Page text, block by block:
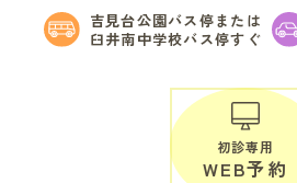
吉見台公園バス停または
臼井南中学校バス停すぐ
初診専用
WEB予約